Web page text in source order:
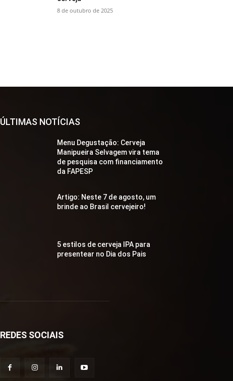
8 de outubro de 2025
ÚLTIMAS NOTÍCIAS
Menu Degustação: Cerveja
Manipueira Selvagem vira tema
de pesquisa com financiamento
da FAPESP
Artigo: Neste 7 de agosto, um
brinde ao Brasil cervejeiro!
5 estilos de cerveja IPA para
presentear no Dia dos Pais
REDES SOCIAIS